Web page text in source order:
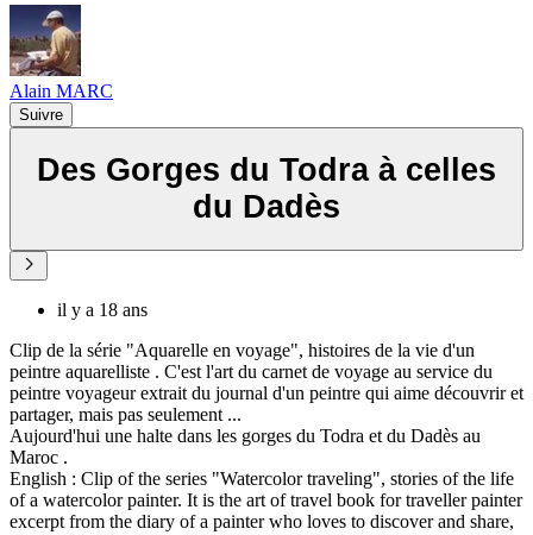
Alain MARC
Suivre
Des Gorges du Todra à celles
du Dadès
il y a 18 ans
Clip de la série "Aquarelle en voyage", histoires de la vie d'un
peintre aquarelliste . C'est l'art du carnet de voyage au service du
peintre voyageur extrait du journal d'un peintre qui aime découvrir et
partager, mais pas seulement ...
Aujourd'hui une halte dans les gorges du Todra et du Dadès au
Maroc .
English : Clip of the series "Watercolor traveling", stories of the life
of a watercolor painter. It is the art of travel book for traveller painter
excerpt from the diary of a painter who loves to discover and share,